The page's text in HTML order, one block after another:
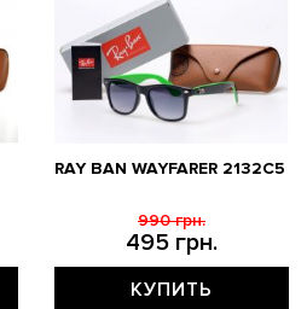
RAY BAN WAYFARER 2132C5
495 грн.
990 грн.
КУПИТЬ